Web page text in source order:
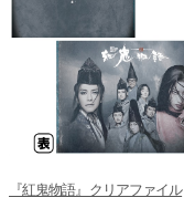
『紅鬼物語』クリアファイル